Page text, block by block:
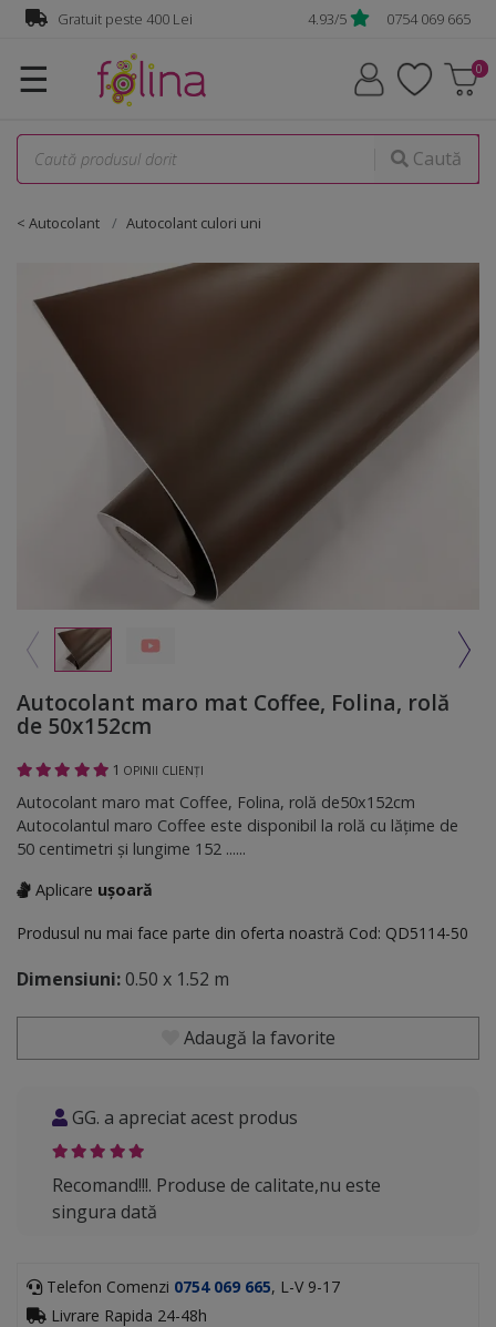
Gratuit peste 400 Lei 4.93/5 0754 069 665
☰
Caută
< Autocolant Autocolant culori uni
Autocolant maro mat Coffee, Folina, rolă
de 50x152cm
1 OPINII CLIENȚI
Autocolant maro mat Coffee, Folina, rolă de50x152cm
Autocolantul maro Coffee este disponibil la rolă cu lăţime de
50 centimetri și lungime 152 ......
Aplicare ușoară
Produsul nu mai face parte din oferta noastră Cod: QD5114-50
Dimensiuni:0.50 x 1.52 m
Adaugă la favorite
GG. a apreciat acest produs
Recomand!!!. Produse de calitate,nu este
singura dată
Telefon Comenzi 0754 069 665, L-V 9-17
Livrare Rapida 24-48h